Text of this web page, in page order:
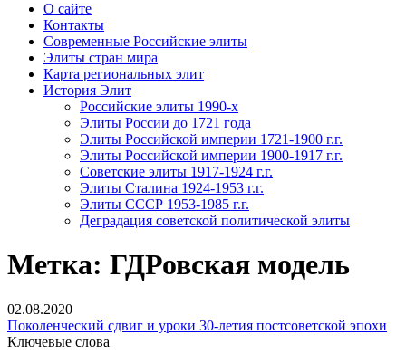
О сайте
Контакты
Современные Российские элиты
Элиты стран мира
Картa региональных элит
История Элит
Российские элиты 1990-х
Элиты России до 1721 года
Элиты Российской империи 1721-1900 г.г.
Элиты Российской империи 1900-1917 г.г.
Советские элиты 1917-1924 г.г.
Элиты Сталина 1924-1953 г.г.
Элиты СССР 1953-1985 г.г.
Деградация советской политической элиты
Метка: ГДРовская модель
02.08.2020
Поколенческий сдвиг и уроки 30-летия постсоветской эпохи
Ключевые слова